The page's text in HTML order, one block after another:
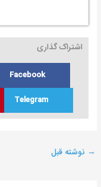
اشتراک گذاری
Facebook
Telegram
→ نوشته قبل